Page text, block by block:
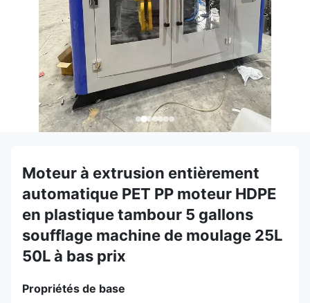
Moteur à extrusion entièrement
automatique PET PP moteur HDPE
en plastique tambour 5 gallons
soufflage machine de moulage 25L
50L à bas prix
Propriétés de base